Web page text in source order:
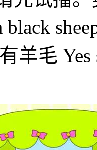
black
羊毛 Yes